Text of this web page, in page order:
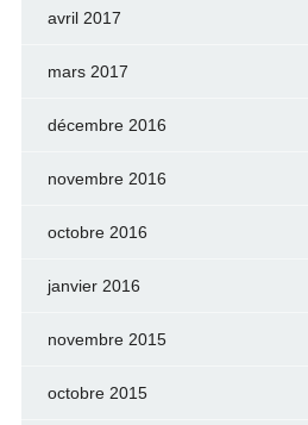
avril 2017
mars 2017
décembre 2016
novembre 2016
octobre 2016
janvier 2016
novembre 2015
octobre 2015